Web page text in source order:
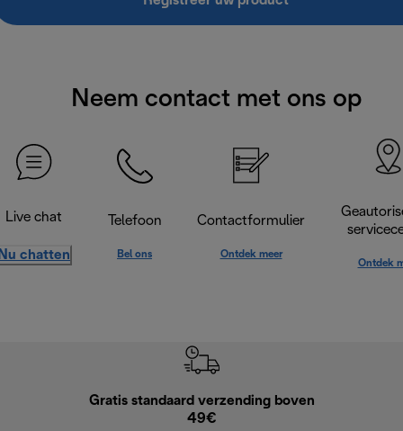
Neem contact met ons op
Live chat
chatten
Telefoon
Bel ons
Contactformulier
Ontdek meer
Ontdek
Gratis standaard verzending boven
49€